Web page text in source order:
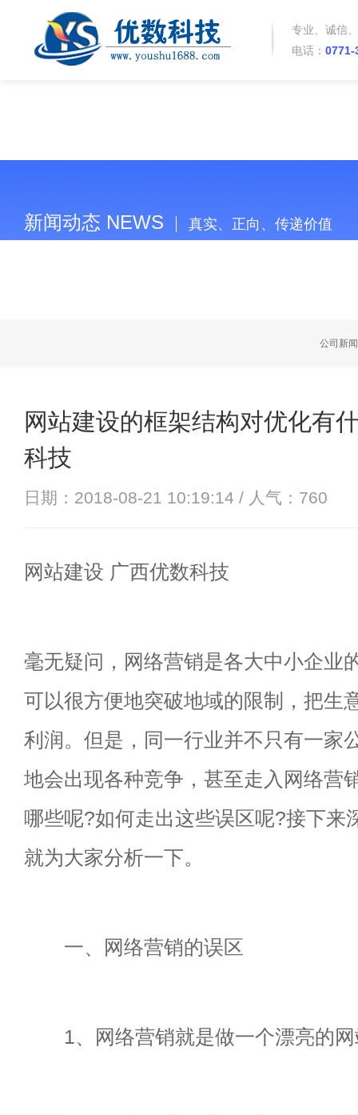
专业、诚信
电话： 0771-
新闻动态 NEWS 真实、正向、传递价值
公司新闻
网站建设的框架结构对优化有
科技
日期：2018-08-21 10:19:14 / 人气： 760
网站建设 广西优数科技
毫无疑问，网络营销是各大中小企业
可以很方便地突破地域的限制，把生
利润。但是，同一行业并不只有一家
地会出现各种竞争，甚至走入网络营
哪些呢?如何走出这些误区呢?接下来
就为大家分析一下。
一、网络营销的误区
1、网络营销就是做一个漂亮的网